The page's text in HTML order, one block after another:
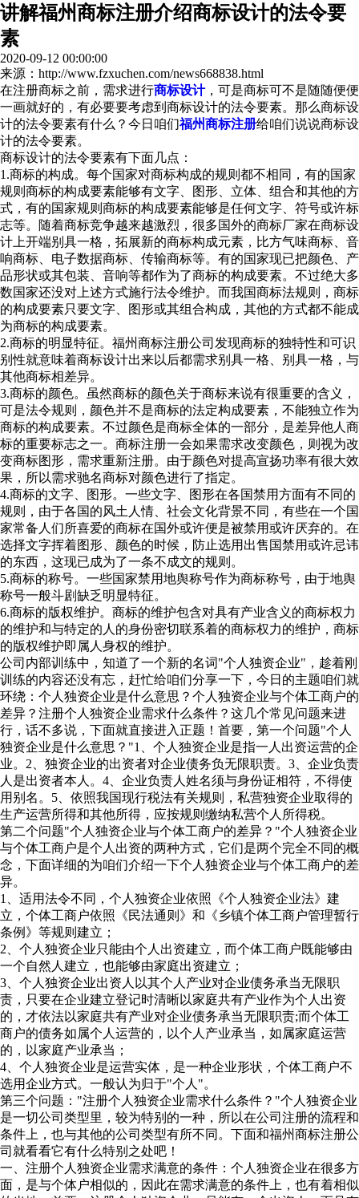
讲解福州商标注册介绍商标设计的法令要
素
2020-09-12 00:00:00
来源：http://www.fzxuchen.com/news668838.html
在注册商标之前，需求进行商标设计，可是商标可不是随随便便
一画就好的，有必要要考虑到商标设计的法令要素。那么商标设
计的法令要素有什么？今日咱们福州商标注册给咱们说说商标设
计的法令要素。
商标设计的法令要素有下面几点：
1.商标的构成。每个国家对商标构成的规则都不相同，有的国家
规则商标的构成要素能够有文字、图形、立体、组合和其他的方
式，有的国家规则商标的构成要素能够是任何文字、符号或许标
志等。随着商标竞争越来越激烈，很多国外的商标厂家在商标设
计上开端别具一格，拓展新的商标构成元素，比方气味商标、音
响商标、电子数据商标、传输商标等。有的国家现已把颜色、产
品形状或其包装、音响等都作为了商标的构成要素。不过绝大多
数国家还没对上述方式施行法令维护。而我国商标法规则，商标
的构成要素只要文字、图形或其组合构成，其他的方式都不能成
为商标的构成要素。
2.商标的明显特征。福州商标注册公司发现商标的独特性和可识
别性就意味着商标设计出来以后都需求别具一格、别具一格，与
其他商标相差异。
3.商标的颜色。虽然商标的颜色关于商标来说有很重要的含义，
可是法令规则，颜色并不是商标的法定构成要素，不能独立作为
商标的构成要素。不过颜色是商标全体的一部分，是差异他人商
标的重要标志之一。商标注册一会如果需求改变颜色，则视为改
变商标图形，需求重新注册。由于颜色对提高宣扬功率有很大效
果，所以需求驰名商标对颜色进行了指定。
4.商标的文字、图形。一些文字、图形在各国禁用方面有不同的
规则，由于各国的风土人情、社会文化背景不同，有些在一个国
家常备人们所喜爱的商标在国外或许便是被禁用或许厌弃的。在
选择文字挥着图形、颜色的时候，防止选用出售国禁用或许忌讳
的东西，这现已成为了一条不成文的规则。
5.商标的称号。一些国家禁用地舆称号作为商标称号，由于地舆
称号一般斗剧缺乏明显特征。
6.商标的版权维护。商标的维护包含对具有产业含义的商标权力
的维护和与特定的人的身份密切联系着的商标权力的维护，商标
的版权维护即属人身权的维护。
公司内部训练中，知道了一个新的名词"个人独资企业"，趁着刚
训练的内容还没有忘，赶忙给咱们分享一下，今日的主题咱们就
环绕：个人独资企业是什么意思？个人独资企业与个体工商户的
差异？注册个人独资企业需求什么条件？这几个常见问题来进
行，话不多说，下面就直接进入正题！首要，第一个问题"个人
独资企业是什么意思？"1、个人独资企业是指一人出资运营的企
业。2、独资企业的出资者对企业债务负无限职责。3、企业负责
人是出资者本人。4、企业负责人姓名须与身份证相符，不得使
用别名。5、依照我国现行税法有关规则，私营独资企业取得的
生产运营所得和其他所得，应按规则缴纳私营个人所得税。
第二个问题"个人独资企业与个体工商户的差异？"个人独资企业
与个体工商户是个人出资的两种方式，它们是两个完全不同的概
念，下面详细的为咱们介绍一下个人独资企业与个体工商户的差
异。
1、适用法令不同，个人独资企业依照《个人独资企业法》建
立，个体工商户依照《民法通则》和《乡镇个体工商户管理暂行
条例》等规则建立；
2、个人独资企业只能由个人出资建立，而个体工商户既能够由
一个自然人建立，也能够由家庭出资建立；
3、个人独资企业出资人以其个人产业对企业债务承当无限职
责，只要在企业建立登记时清晰以家庭共有产业作为个人出资
的，才依法以家庭共有产业对企业债务承当无限职责;而个体工
商户的债务如属个人运营的，以个人产业承当，如属家庭运营
的，以家庭产业承当；
4、个人独资企业是运营实体，是一种企业形状，个体工商户不
选用企业方式。一般认为归于"个人"。
第三个问题："注册个人独资企业需求什么条件？"个人独资企业
是一切公司类型里，较为特别的一种，所以在公司注册的流程和
条件上，也与其他的公司类型有所不同。下面和福州商标注册公
司就看看它有什么特别之处吧！
一、注册个人独资企业需求满意的条件：个人独资企业在很多方
面，是与个体户相似的，因此在需求满意的条件上，也有着相似